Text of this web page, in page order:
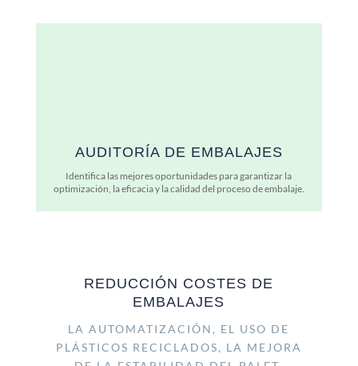
AUDITORÍA DE EMBALAJES
Identifica las mejores oportunidades para garantizar la
optimización, la eficacia y la calidad del proceso de embalaje.
REDUCCIÓN COSTES DE
EMBALAJES
LA AUTOMATIZACIÓN, EL USO DE
PLÁSTICOS RECICLADOS, LA MEJORA